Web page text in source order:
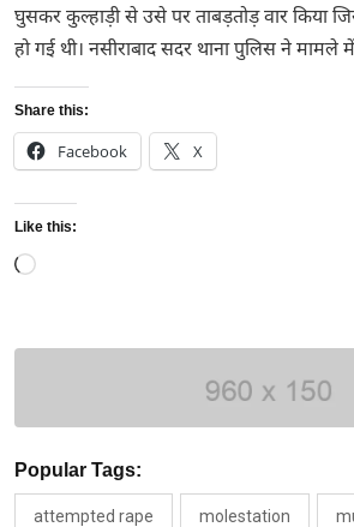
घुसकर कुल्हाड़ी से उसे पर ताबड़तोड़ वार किया
हो गई थी। नसीराबाद सदर थाना पुलिस ने
Share this:
Facebook X
Like this:
Loading…
Popular Tags:
attempted rape molestation